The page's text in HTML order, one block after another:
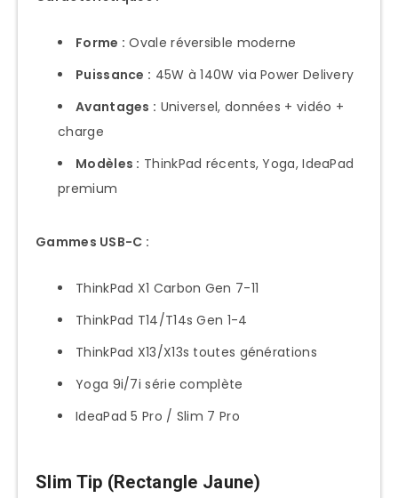
Budget Alternatives
USB-C Power Delivery Universal
Comprendre USB-C PD
Meilleurs Chargeurs USB-C Universels
Stations d’Accueil et Docks
ThinkPad Docking Stations
Docks Universels Compatibles
Solutions Budget Docking
Guide d’Achat par Usage
Usage Bureau Sédentaire
Gaming Mobile
Forme : Ovale réversible moderne
Puissance : 45W à 140W via Power Delivery
Avantages : Universel, données + vidéo +
charge
Modèles : ThinkPad récents, Yoga, IdeaPad
premium
Gammes USB-C :
ThinkPad X1 Carbon Gen 7-11
ThinkPad T14/T14s Gen 1-4
ThinkPad X13/X13s toutes générations
Yoga 9i/7i série complète
IdeaPad 5 Pro / Slim 7 Pro
Slim Tip (Rectangle Jaune)